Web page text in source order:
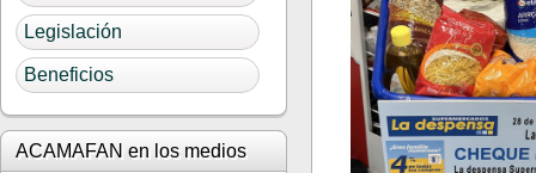
Legislación
Beneficios
ACAMAFAN en los medios